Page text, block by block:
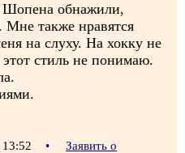
Шопена обнажили,
Мне также нравятся
на слуху. На хокку не
стиль не понимаю.
13:52 •
Заявить о